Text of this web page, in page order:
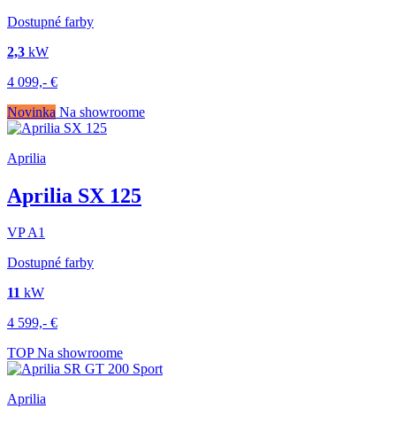
Dostupné farby
2,3 kW
4 099,- €
Novinka Na showroome
Aprilia
Aprilia SX 125
VPA1
Dostupné farby
11 kW
4 599,- €
TOP Na showroome
Aprilia